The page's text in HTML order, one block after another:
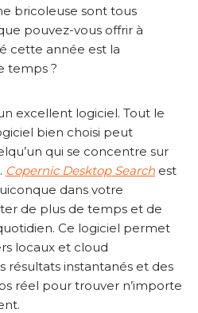
bricoleuse sont tous
pouvez-vous offrir à
cette année est la
temps ?
excellent logiciel. Tout le
bien choisi peut
qui se concentre sur
Copernic Desktop Search est
dans votre
de plus de temps et de
Ce logiciel permet
locaux et cloud
résultats instantanés et des
réel pour trouver n’importe